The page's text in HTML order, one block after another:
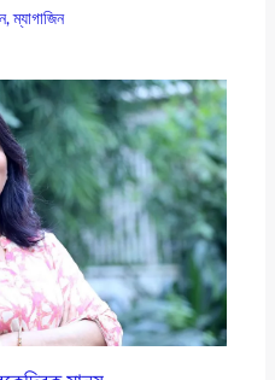
,ম্যাগাজিন